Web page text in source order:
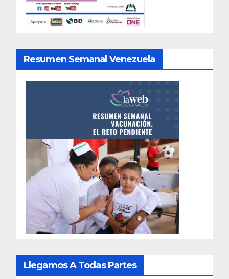
Resumen Semanal Venezuela
Llegamos A Todas Partes